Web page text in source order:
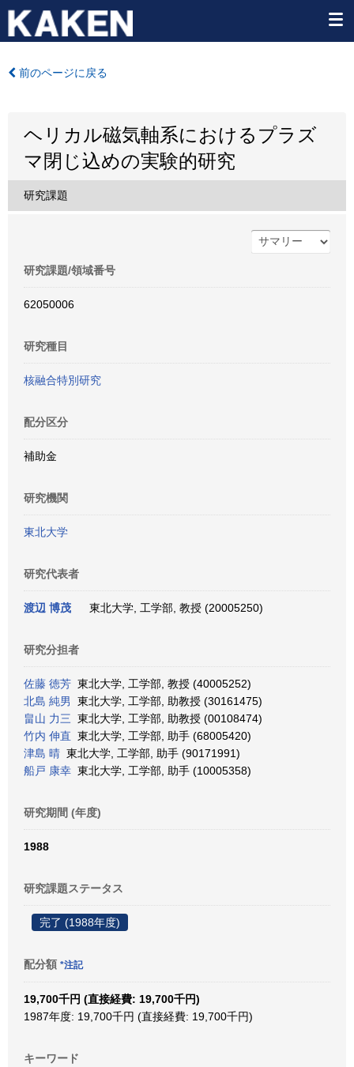
前のページに戻る
ヘリカル磁気軸系におけるプラズ
マ閉じ込めの実験的研究
研究課題
研究課題/領域番号
62050006
研究種目
核融合特別研究
配分区分
補助金
研究機関
東北大学
研究代表者
渡辺 博茂 東北大学, 工学部, 教授 (20005250)
研究分担者
佐藤 徳芳 東北大学, 工学部, 教授 (40005252)
北島 純男
東北大学, 工学部, 助教授 (30161475)
畠山 力三 東北大学, 工学部, 助教授 (00108474)
竹内 伸直 東北大学, 工学部, 助手 (68005420)
津島 晴 東北大学, 工学部, 助手 (90171991)
船戸 康幸 東北大学, 工学部, 助手 (10005358)
研究期間 (年度)
1988
研究課題ステータス
完了 (1988年度)
配分額 *注記
19,700千円 (直接経費: 19,700千円)
1987年度: 19,700千円 (直接経費: 19,700千円)
キーワード